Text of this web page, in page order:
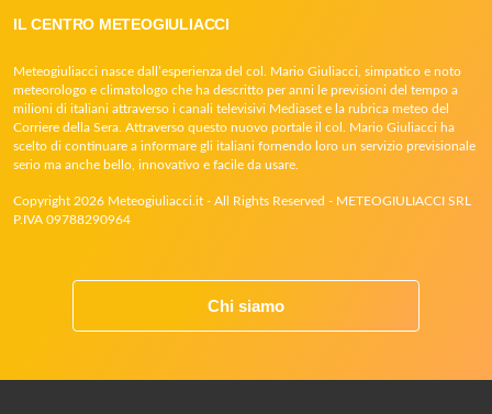
IL CENTRO METEOGIULIACCI
Meteogiuliacci nasce dall’esperienza del col. Mario Giuliacci, simpatico e noto
meteorologo e climatologo che ha descritto per anni le previsioni del tempo a
milioni di italiani attraverso i canali televisivi Mediaset e la rubrica meteo del
Corriere della Sera. Attraverso questo nuovo portale il col. Mario Giuliacci ha
scelto di continuare a informare gli italiani fornendo loro un servizio previsionale
serio ma anche bello, innovativo e facile da usare.
Copyright 2026 Meteogiuliacci.it - All Rights Reserved - METEOGIULIACCI SRL
P.IVA 09788290964
Chi siamo